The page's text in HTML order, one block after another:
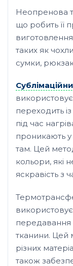
Неопренова
що робить її
таких як
сумки,
переходить
під час
проникають у
там. Цей
кольори, які
яскравість з
тканини. Цей
різних
також